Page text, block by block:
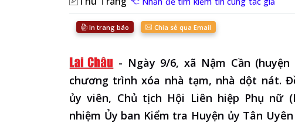
In trang báo Chia sẻ qua Email
- Ngày 9/6, xã Nậm Cần
chương trình xóa nhà tạm, nhà dột nát.
ủy viên, Chủ tịch Hội Liên hiệp Phụ nữ
nhiệm Ủy ban Kiểm tra Huyện ủy Tân